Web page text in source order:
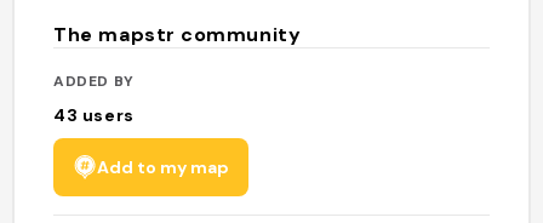
The mapstr community
ADDED BY
43 users
Add to my map